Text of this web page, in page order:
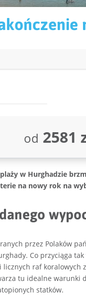
od 2581
w Hurghadzie
na nowy rok na
przez Polaków
Co przyciąga
licznych raf koralowych
tu idealne
statków.